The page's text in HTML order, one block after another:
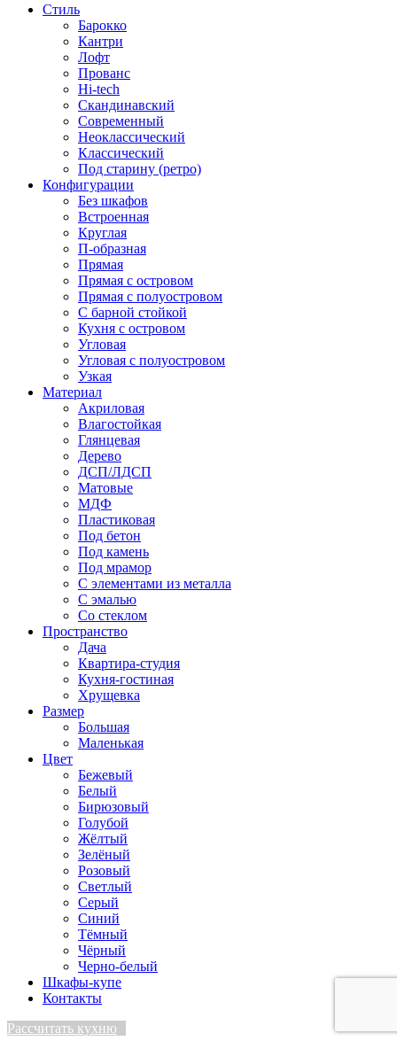
Стиль
Барокко
Кантри
Лофт
Прованс
Hi-tech
Скандинавский
Современный
Неоклассический
Классический
Под старину (ретро)
Конфигурации
Без шкафов
Встроенная
Круглая
П-образная
Прямая
Прямая с островом
Прямая с полуостровом
С барной стойкой
Кухня с островом
Угловая
Угловая с полуостровом
Узкая
Материал
Акриловая
Влагостойкая
Глянцевая
Дерево
ДСП/ЛДСП
Матовые
МДФ
Пластиковая
Под бетон
Под камень
Под мрамор
С элементами из металла
С эмалью
Со стеклом
Пространство
Дача
Квартира-студия
Кухня-гостиная
Хрущевка
Размер
Большая
Маленькая
Цвет
Бежевый
Белый
Бирюзовый
Голубой
Жёлтый
Зелёный
Розовый
Светлый
Серый
Синий
Тёмный
Чёрный
Черно-белый
Шкафы-купе
Контакты
Рассчитать кухню